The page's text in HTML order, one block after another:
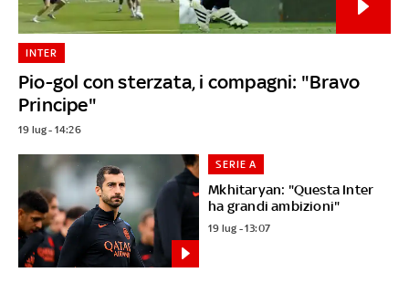
Pio-gol con sterzata, i compagni: "Bravo
Principe"
INTER
19 lug - 14:26
Mkhitaryan: "Questa Inter
ha grandi ambizioni"
SERIE A
19 lug - 13:07